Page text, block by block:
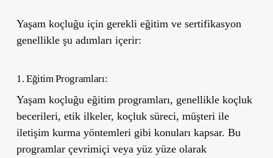
Yaşam koçluğu için gerekli eğitim ve sertifikasyon
genellikle şu adımları içerir:
1. Eğitim Programları:
Yaşam koçluğu eğitim programları, genellikle koçluk
becerileri, etik ilkeler, koçluk süreci, müşteri ile
iletişim kurma yöntemleri gibi konuları kapsar. Bu
programlar çevrimiçi veya yüz yüze olarak